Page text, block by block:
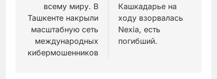
всему миру. В
Ташкенте накрыли
масштабную сеть
международных
кибермошенников
Кашкадарье на
ходу взорвалась
Nexia, есть
погибший.